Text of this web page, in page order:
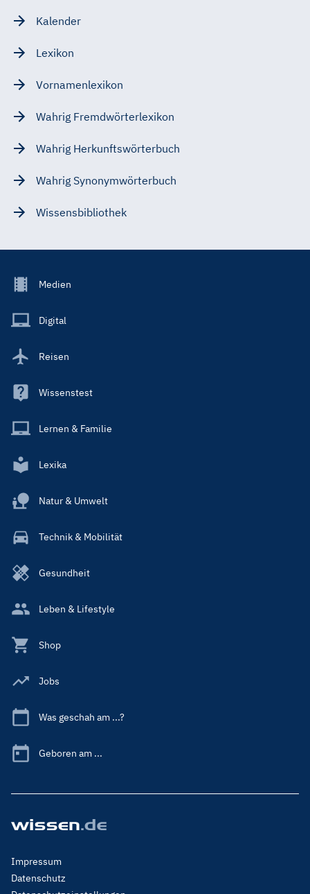
Kalender
Lexikon
Vornamenlexikon
Wahrig Fremdwörterlexikon
Wahrig Herkunftswörterbuch
Wahrig Synonymwörterbuch
Wissensbibliothek
Footer
Main
Medien
Digital
Reisen
Wissenstest
Lernen & Familie
Lexika
Natur & Umwelt
Technik & Mobilität
Gesundheit
Leben & Lifestyle
Shop
Jobs
Was geschah am ...?
Geboren am ...
Footer
Menu
Impressum
Datenschutz